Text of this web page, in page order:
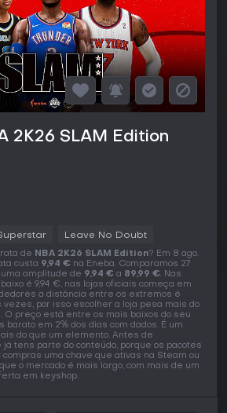
2K26 SLAM Edition
Leave No Doubt
de NBA 2K26 SLAM Edition? Em 8 ago.
custa 9,94 € na Eneba. Comparamos 27
uma amplitude de 9,94 € a 89,99 €. Nas
é 9,94 €, nas lojas oficiais começa em
a distância entre os extremos é
por isso escolher a loja pesa mais do
O preço está entre os mais baixos do seu
barato em 2% dos dias com dados. É um
do que um elemento. Antes de
tens parte do conteúdo, porque os pacotes
compras uma chave que ativas na Steam ou
o mercado é mais largo, com mais de um
em keyshop.